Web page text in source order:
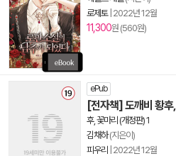
로제토| 2022년 12월
11,300원 (560원)
ePub
[전자책] 도깨비 황
후, 꽃마리 (개정판) 1
김채하(지은이)
피우리
2022년 12월